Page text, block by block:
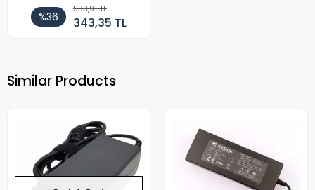
%36
538,91 TL
343,35 TL
Similar Products